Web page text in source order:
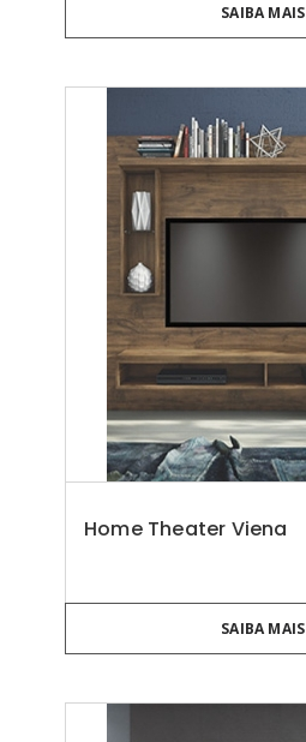
SAIBA MAIS
Home Theater Viena
SAIBA MAIS